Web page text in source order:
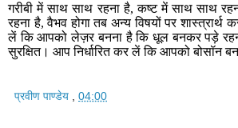
गरीबी में साथ साथ रहना है, कष्ट में साथ साथ
रहना है, वैभव होगा तब अन्य विषयों पर शास्त्रार्थ
लें कि आपको लेज़र बनना है कि धूल बनकर पड़े
सुरक्षित। आप निर्धारित कर लें कि आपको बोसॉन
प्रवीण पाण्डेय 04:00